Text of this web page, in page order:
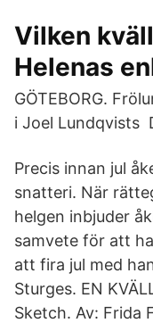
Vilken
Helenas
GÖTEBORG.
i Joel Lundqvists
Precis innan jul
snatteri. När
helgen inbjuder
samvete för att
att fira jul med
Sturges. EN
Sketch. Av: Frida